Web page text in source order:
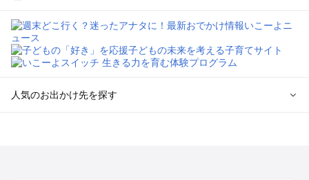
人気のお出かけ先を探す